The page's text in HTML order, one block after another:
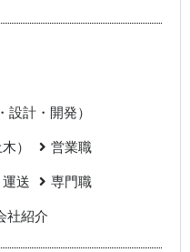
計・開発）
）
営業職
送
専門職
社紹介